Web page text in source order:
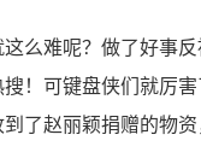
么难呢？做了好事
！可键盘侠们就厉
到了赵丽颖捐赠的物